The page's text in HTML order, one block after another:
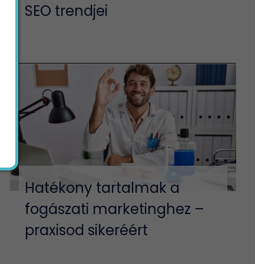
SEO trendjei
Hatékony tartalmak a
fogászati marketinghez –
praxisod sikeréért